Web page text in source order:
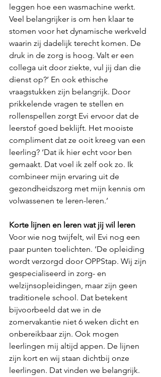
leggen hoe een wasmachine werkt.
Veel belangrijker is om hen klaar te
stomen voor het dynamische werkveld
waarin zij dadelijk terecht komen. De
druk in de zorg is hoog. Valt er een
collega uit door ziekte, vul jij dan die
dienst op?’ En ook ethische
vraagstukken zijn belangrijk. Door
prikkelende vragen te stellen en
rollenspellen zorgt Evi ervoor dat de
leerstof goed beklijft. Het mooiste
compliment dat ze ooit kreeg van een
leerling? ‘Dat ik hier echt voor ben
gemaakt. Dat voel ik zelf ook zo. Ik
combineer mijn ervaring uit de
gezondheidszorg met mijn kennis om
volwassenen te leren-leren.’
Korte lijnen en leren wat jij wil leren
Voor wie nog twijfelt, wil Evi nog een
paar punten toelichten. ‘De opleiding
wordt verzorgd door OPPStap. Wij zijn
gespecialiseerd in zorg- en
welzijnsopleidingen, maar zijn geen
traditionele school. Dat betekent
bijvoorbeeld dat we in de
zomervakantie niet 6 weken dicht en
onbereikbaar zijn. Ook mogen
leerlingen mij altijd appen. De lijnen
zijn kort en wij staan dichtbij onze
leerlingen. Dat vinden we belangrijk.